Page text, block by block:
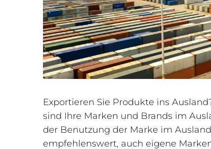
Exportieren Sie Produkte ins
sind Ihre Marken und Brands im
der Benutzung der Marke im
empfehlenswert, auch eigene